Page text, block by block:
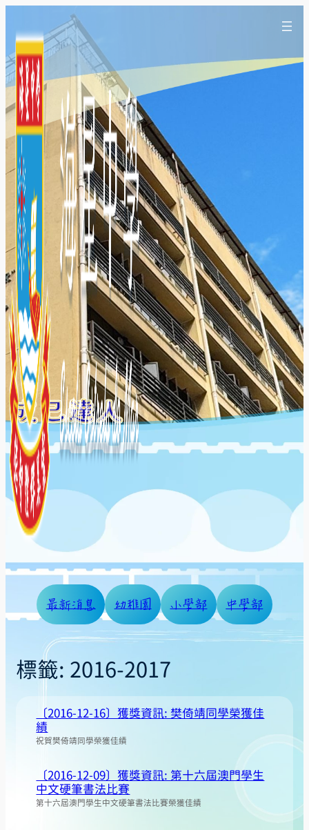
最新消息 幼稚園 小學部 中學部
標籤: 2016-2017
〔2016-12-16〕獲獎資訊: 樊倚靖同學榮獲佳
績
祝賀樊倚靖同學榮獲佳績
〔2016-12-09〕獲獎資訊: 第十六屆澳門學生
中文硬筆書法比賽
第十六屆澳門學生中文硬筆書法比賽榮獲佳績